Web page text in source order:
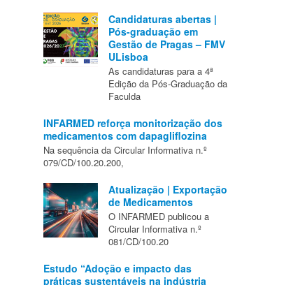
Candidaturas abertas |
Pós-graduação em
Gestão de Pragas – FMV
ULisboa
As candidaturas para a 4ª
Edição da Pós-Graduação da
Faculda
INFARMED reforça monitorização dos
medicamentos com dapagliflozina
Na sequência da Circular Informativa n.º
079/CD/100.20.200,
Atualização | Exportação
de Medicamentos
O INFARMED publicou a
Circular Informativa n.º
081/CD/100.20
Estudo “Adoção e impacto das
práticas sustentáveis na indústria